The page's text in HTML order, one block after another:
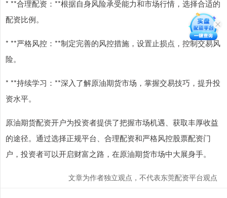
* **合理配资：**根据自身风险承受能力和市场行情，选择合适的
配资比例。
* **严格风控：**制定完善的风控措施，设置止损点，控制交易风
险。
* **持续学习：**深入了解原油期货市场，掌握交易技巧，提升投
资水平。
原油期货配资开户为投资者提供了把握市场机遇、获取丰厚收益
的途径。通过选择正规平台、合理配资和严格风控股票配资门
户，投资者可以开启财富之路，在原油期货市场中大展身手。
文章为作者独立观点，不代表东莞配资平台观点